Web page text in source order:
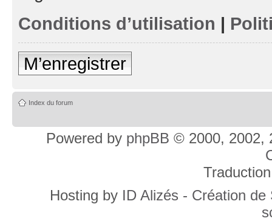
Conditions d’utilisation |
M’enregistrer
Index du forum
Powered by phpBB © 2000, 2002,
Hosting by ID Alizés - Création